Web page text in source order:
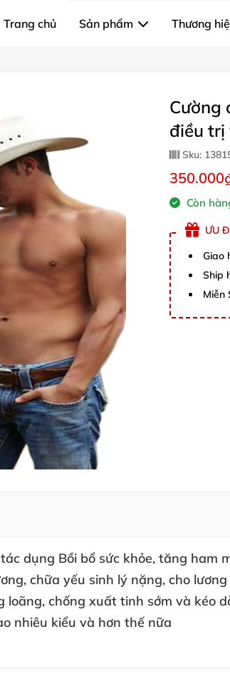
Trang chủ Sản phẩm Thương
Cường
điều trị
Sku:
Còn
ƯU
Giao
Ship
Miễn
dụng Bồi bổ sức khỏe, tăng
chữa yếu sinh lý nặng, cho
chống xuất tinh sớm và kéo
nhiêu kiểu và hơn thế nữa